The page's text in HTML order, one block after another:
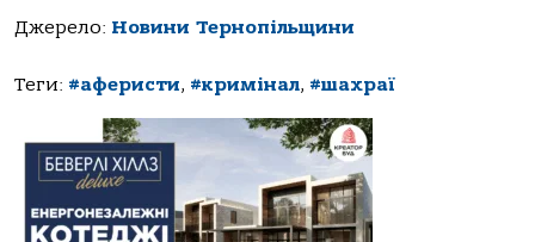
Джерело: Новини Тернопільщини
Теги: #аферисти, #кримінал, #шахраї